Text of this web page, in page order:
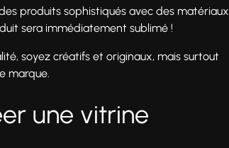
produits sophistiqués avec des matériaux
sera immédiatement sublimé !
soyez créatifs et originaux, mais surtout
marque.
une vitrine